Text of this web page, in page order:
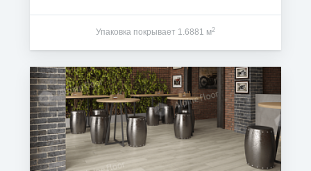
Упаковка покрывает 1.6881 м2